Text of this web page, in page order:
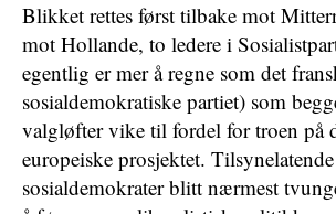
Blikket rettes først tilbake mot
mot Hollande, to ledere i
egentlig er mer å regne som det
sosialdemokratiske partiet) som
valgløfter vike til fordel for troen på
europeiske prosjektet.
sosialdemokrater blitt nærmest